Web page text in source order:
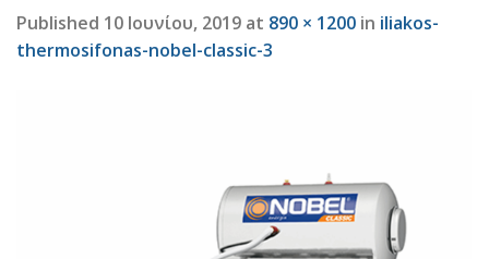
Published 10 Ιουνίου, 2019 at 890 × 1200 in iliakos-
thermosifonas-nobel-classic-3